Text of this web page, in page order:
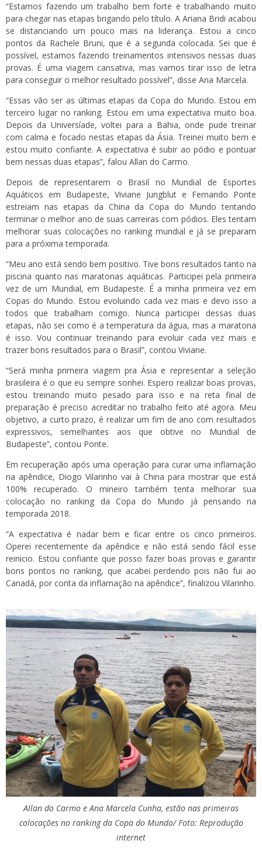
“Estamos fazendo um trabalho bem forte e trabalhando muito
para chegar nas etapas brigando pelo título. A Ariana Bridi acabou
se distanciando um pouco mais na liderança. Estou a cinco
pontos da Rachele Bruni, que é a segunda colocada. Sei que é
possível, estamos fazendo treinamentos intensivos nessas duas
provas. É uma viagem cansativa, mas vamos tirar isso de letra
para conseguir o melhor resultado possível”, disse Ana Marcela.
“Essas vão ser as últimas etapas da Copa do Mundo. Estou em
terceiro lugar no ranking. Estou em uma expectativa muito boa.
Depois da Universíade, voltei para a Bahia, onde pude treinar
com calma e focado nestas etapas da Ásia. Treinei muito bem e
estou muito confiante. A expectativa é subir ao pódio e pontuar
bem nessas duas etapas”, falou Allan do Carmo.
Depois de representarem o Brasil no Mundial de Esportes
Aquáticos em Budapeste, Viviane Jungblut e Fernando Ponte
estreiam nas etapas da China da Copa do Mundo tentando
terminar o melhor ano de suas carreiras com pódios. Eles tentam
melhorar suas colocações no ranking mundial e já se preparam
para a próxima temporada.
“Meu ano está sendo bem positivo. Tive bons resultados tanto na
piscina quanto nas maratonas aquáticas. Participei pela primeira
vez de um Mundial, em Budapeste. É a minha primeira vez em
Copas do Mundo. Estou evoluindo cada vez mais e devo isso a
todos que trabalham comigo. Nunca participei dessas duas
etapas, não sei como é a temperatura da água, mas a maratona
é isso. Vou continuar treinando para evoluir cada vez mais e
trazer bons resultados para o Brasil”, contou Viviane.
“Será minha primeira viagem pra Ásia e representar a seleção
brasileira é o que eu sempre sonhei. Espero realizar boas provas,
estou treinando muito pesado para isso e na reta final de
preparação é preciso acreditar no trabalho feito até agora. Meu
objetivo, a curto prazo, é realizar um fim de ano com resultados
expressivos, semelhantes aos que obtive no Mundial de
Budapeste”, contou Ponte.
Em recuperação após uma operação para curar uma inflamação
na apêndice, Diogo Vilarinho vai à China para mostrar que está
100% recuperado. O mineiro também tenta melhorar sua
colocação no ranking da Copa do Mundo já pensando na
temporada 2018.
“A expectativa é nadar bem e ficar entre os cinco primeiros.
Operei recentemente da apêndice e não está sendo fácil esse
reinicio. Estou confiante que posso fazer boas provas e garantir
bons pontos no ranking, que acabei perdendo pois não fui ao
Canadá, por conta da inflamação na apêndice”, finalizou Vilarinho.
Allan do Carmo e Ana Marcela Cunha, estão nas primeiras
colocações no ranking da Copa do Mundo/ Foto: Reprodução
internet